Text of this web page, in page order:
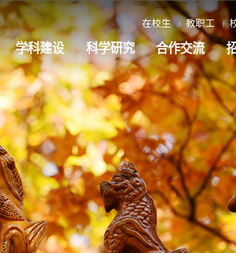
在校生 教职工
学科建设 科学研究 合作交流